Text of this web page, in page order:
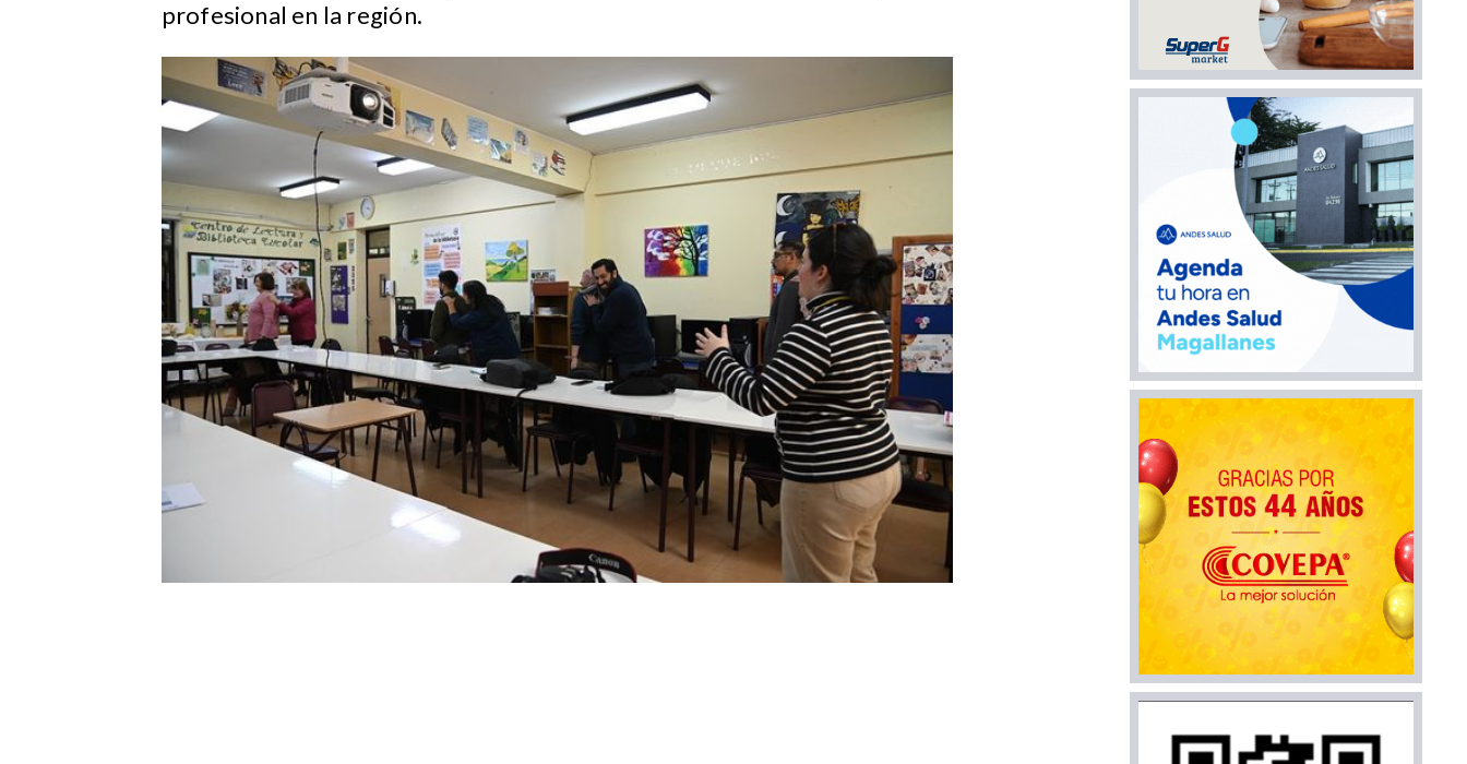
profesional en la región.